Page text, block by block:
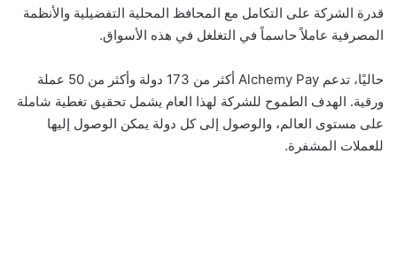
قدرة الشركة على التكامل مع المحافظ المحلية التفضيلية والأنظمة
المصرفية عاملاً حاسماً في التغلغل في هذه الأسواق.
حاليًا، تدعم Alchemy Pay أكثر من 173 دولة وأكثر من 50 عملة
ورقية. الهدف الطموح للشركة لهذا العام يشمل تحقيق تغطية شاملة
على مستوى العالم، والوصول إلى كل دولة يمكن الوصول إليها
للعملات المشفرة.